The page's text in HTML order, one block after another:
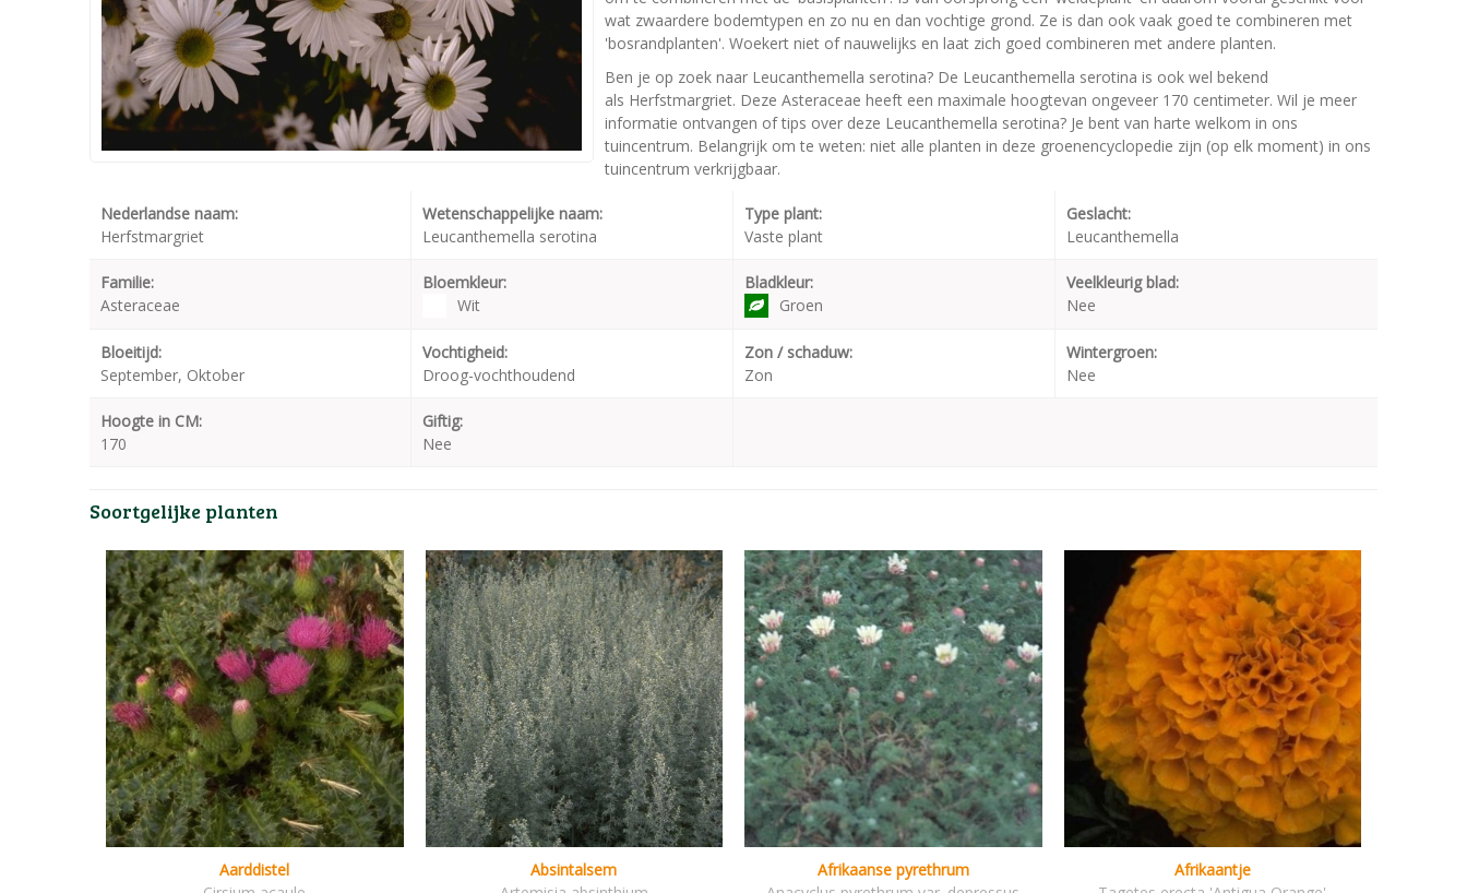
wat zwaardere bodemtypen en zo nu en dan vochtige grond. Ze is dan ook vaak goed te combineren met
'bosrandplanten'. Woekert niet of nauwelijks en laat zich goed combineren met andere planten.
Ben je op zoek naar Leucanthemella serotina? De Leucanthemella serotina is ook wel bekend
als Herfstmargriet. Deze Asteraceae heeft een maximale hoogtevan ongeveer 170 centimeter. Wil je meer
informatie ontvangen of tips over deze Leucanthemella serotina? Je bent van harte welkom in ons
tuincentrum. Belangrijk om te weten: niet alle planten in deze groenencyclopedie zijn (op elk moment) in ons
tuincentrum verkrijgbaar.
Nederlandse naam:
Herfstmargriet
Wetenschappelijke naam:
Leucanthemella serotina
Type plant:
Vaste plant
Geslacht:
Leucanthemella
Familie:
Asteraceae
Bloemkleur:
Wit
Bladkleur:
Groen
Veelkleurig blad:
Nee
Bloeitijd:
September, Oktober
Vochtigheid:
Droog-vochthoudend
Zon / schaduw:
Zon
Wintergroen:
Nee
Hoogte in CM:
170
Giftig:
Nee
Soortgelijke planten
Aarddistel
Absintalsem
Afrikaanse pyrethrum
Afrikaantje